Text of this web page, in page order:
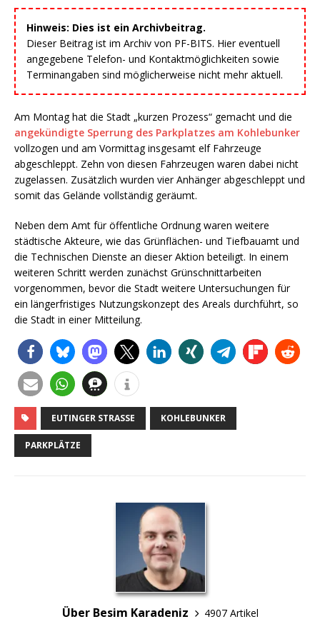
Hinweis: Dies ist ein Archivbeitrag.
Dieser Beitrag ist im Archiv von PF-BITS. Hier eventuell
angegebene Telefon- und Kontaktmöglichkeiten sowie
Terminangaben sind möglicherweise nicht mehr aktuell.
Am Montag hat die Stadt „kurzen Prozess“ gemacht und die
angekündigte Sperrung des Parkplatzes am Kohlebunker
vollzogen und am Vormittag insgesamt elf Fahrzeuge
abgeschleppt. Zehn von diesen Fahrzeugen waren dabei nicht
zugelassen. Zusätzlich wurden vier Anhänger abgeschleppt und
somit das Gelände vollständig geräumt.
Neben dem Amt für öffentliche Ordnung waren weitere
städtische Akteure, wie das Grünflächen- und Tiefbauamt und
die Technischen Dienste an dieser Aktion beteiligt. In einem
weiteren Schritt werden zunächst Grünschnittarbeiten
vorgenommen, bevor die Stadt weitere Untersuchungen für
ein längerfristiges Nutzungskonzept des Areals durchführt, so
die Stadt in einer Mitteilung.
EUTINGER STRASSE KOHLEBUNKER
PARKPLÄTZE
Über Besim Karadeniz
4907 Artikel